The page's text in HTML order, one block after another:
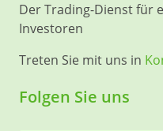
Der Trading-Dienst für
Investoren
Treten Sie mit uns in
Folgen Sie uns